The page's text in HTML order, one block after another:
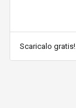
Scaricalo gratis!